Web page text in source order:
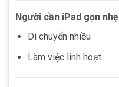
Người cần iPad gọn nhẹ
Di chuyển nhiều
Làm việc linh hoạt